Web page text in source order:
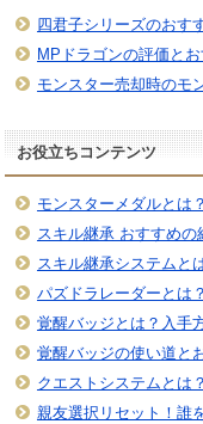
四君子シリーズのおす
MPドラゴンの評価と
モンスター売却時のモ
お役立ちコンテンツ
モンスターメダルとは
スキル継承 おすすめの
スキル継承システムと
パズドラレーダーとは
覚醒バッジとは？入手
覚醒バッジの使い道と
クエストシステムとは？
親友選択リセット！誰